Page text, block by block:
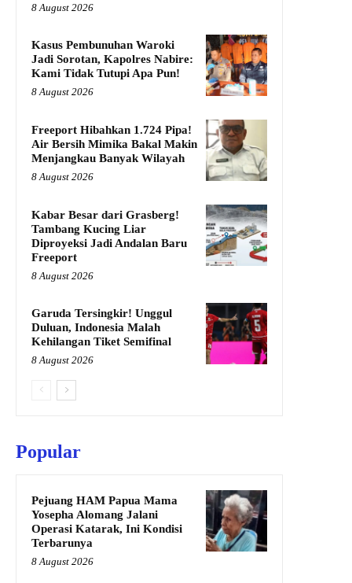
8 August 2026
Kasus Pembunuhan Waroki
Jadi Sorotan, Kapolres Nabire:
Kami Tidak Tutupi Apa Pun!
8 August 2026
Freeport Hibahkan 1.724 Pipa!
Air Bersih Mimika Bakal Makin
Menjangkau Banyak Wilayah
8 August 2026
Kabar Besar dari Grasberg!
Tambang Kucing Liar
Diproyeksi Jadi Andalan Baru
Freeport
8 August 2026
Garuda Tersingkir! Unggul
Duluan, Indonesia Malah
Kehilangan Tiket Semifinal
8 August 2026
Popular
Pejuang HAM Papua Mama
Yosepha Alomang Jalani
Operasi Katarak, Ini Kondisi
Terbarunya
8 August 2026